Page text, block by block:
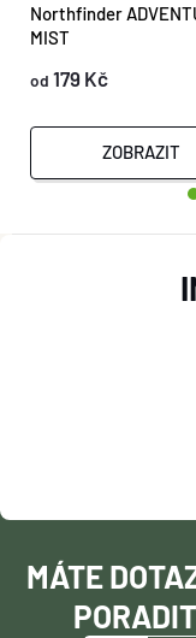
Northfinder
MIST
od 179 Kč
ZOBRAZIT
T
MÁTE